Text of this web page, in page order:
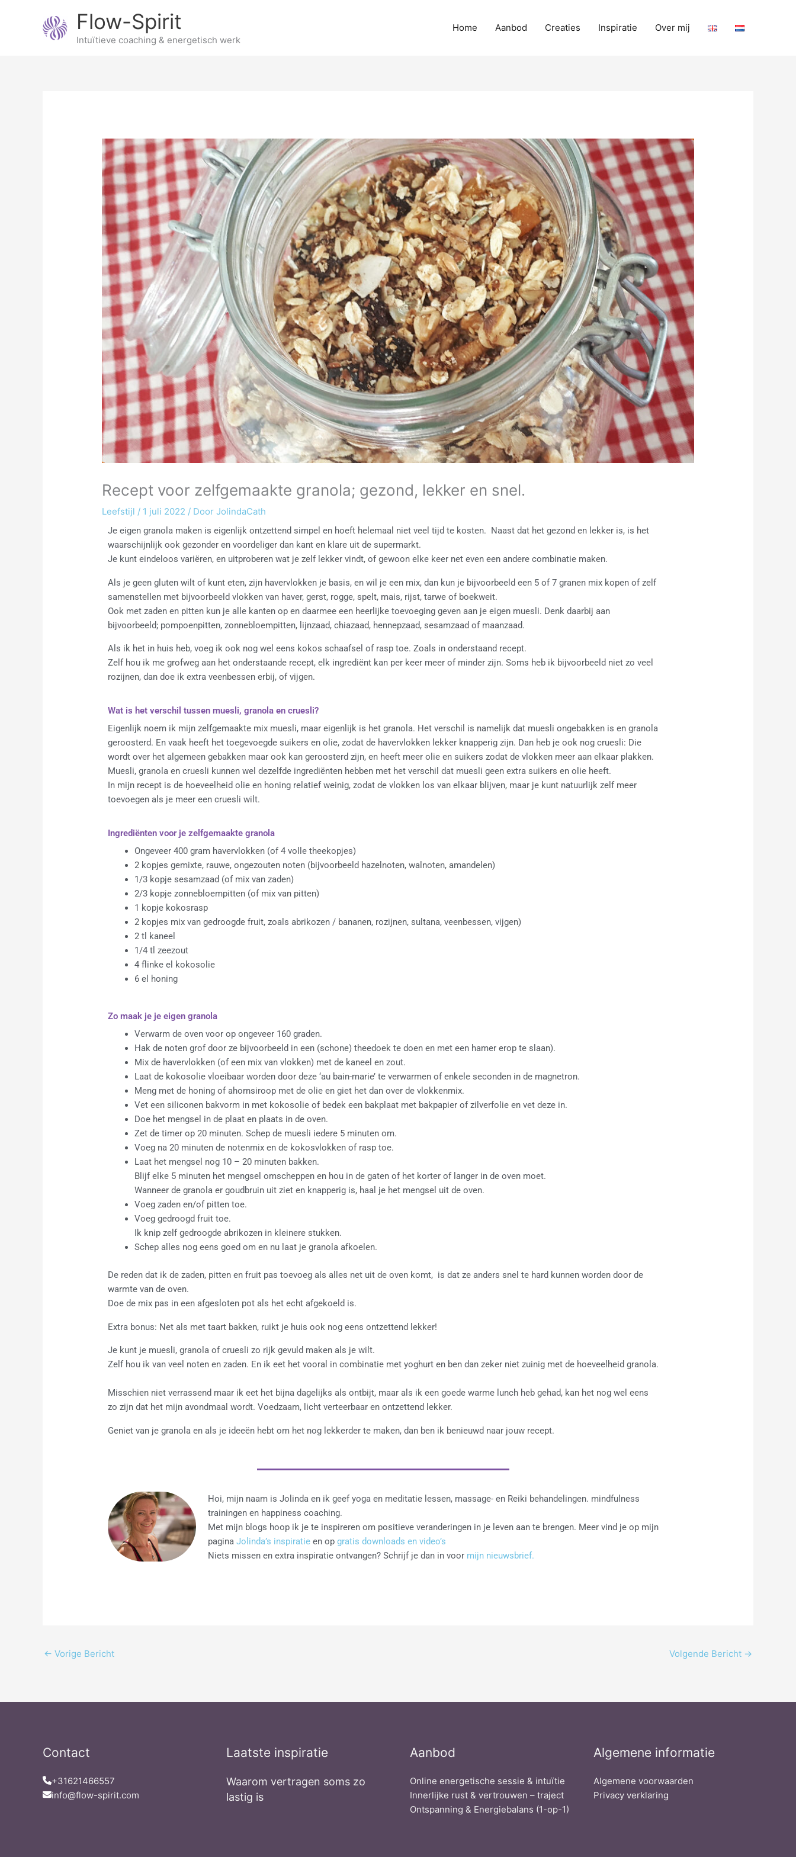
Flow-Spirit
Intuïtieve coaching & energetisch werk
Home Aanbod Creaties Inspiratie Over mij
Recept voor zelfgemaakte granola; gezond, lekker en snel.
Leefstijl / 1 juli 2022 / DoorJolindaCath
Je eigen granola maken is eigenlijk ontzettend simpel en hoeft helemaal niet veel tijd te kosten. Naast dat het gezond en lekker is, is het
waarschijnlijk ook gezonder en voordeliger dan kant en klare uit de supermarkt.
Je kunt eindeloos variëren, en uitproberen wat je zelf lekker vindt, of gewoon elke keer net even een andere combinatie maken.
Als je geen gluten wilt of kunt eten, zijn havervlokken je basis, en wil je een mix, dan kun je bijvoorbeeld een 5 of 7 granen mix kopen of zelf
samenstellen met bijvoorbeeld vlokken van haver, gerst, rogge, spelt, mais, rijst, tarwe of boekweit.
Ook met zaden en pitten kun je alle kanten op en daarmee een heerlijke toevoeging geven aan je eigen muesli. Denk daarbij aan
bijvoorbeeld; pompoenpitten, zonnebloempitten, lijnzaad, chiazaad, hennepzaad, sesamzaad of maanzaad.
Als ik het in huis heb, voeg ik ook nog wel eens kokos schaafsel of rasp toe. Zoals in onderstaand recept.
Zelf hou ik me grofweg aan het onderstaande recept, elk ingrediënt kan per keer meer of minder zijn. Soms heb ik bijvoorbeeld niet zo veel
rozijnen, dan doe ik extra veenbessen erbij, of vijgen.
Wat is het verschil tussen muesli, granola en cruesli?
Eigenlijk noem ik mijn zelfgemaakte mix muesli, maar eigenlijk is het granola. Het verschil is namelijk dat muesli ongebakken is en granola
geroosterd. En vaak heeft het toegevoegde suikers en olie, zodat de havervlokken lekker knapperig zijn. Dan heb je ook nog cruesli: Die
wordt over het algemeen gebakken maar ook kan geroosterd zijn, en heeft meer olie en suikers zodat de vlokken meer aan elkaar plakken.
Muesli, granola en cruesli kunnen wel dezelfde ingrediënten hebben met het verschil dat muesli geen extra suikers en olie heeft.
In mijn recept is de hoeveelheid olie en honing relatief weinig, zodat de vlokken los van elkaar blijven, maar je kunt natuurlijk zelf meer
toevoegen als je meer een cruesli wilt.
Ingrediënten voor je zelfgemaakte granola
Ongeveer 400 gram havervlokken (of 4 volle theekopjes)
2 kopjes gemixte, rauwe, ongezouten noten (bijvoorbeeld hazelnoten, walnoten, amandelen)
1/3 kopje sesamzaad (of mix van zaden)
2/3 kopje zonnebloempitten (of mix van pitten)
1 kopje kokosrasp
2 kopjes mix van gedroogde fruit, zoals abrikozen / bananen, rozijnen, sultana, veenbessen, vijgen)
2 tl kaneel
1/4 tl zeezout
4 flinke el kokosolie
6 el honing
Zo maak je je eigen granola
Verwarm de oven voor op ongeveer 160 graden.
Hak de noten grof door ze bijvoorbeeld in een (schone) theedoek te doen en met een hamer erop te slaan).
Mix de havervlokken (of een mix van vlokken) met de kaneel en zout.
Laat de kokosolie vloeibaar worden door deze ‘au bain-marie’ te verwarmen of enkele seconden in de magnetron.
Meng met de honing of ahornsiroop met de olie en giet het dan over de vlokkenmix.
Vet een siliconen bakvorm in met kokosolie of bedek een bakplaat met bakpapier of zilverfolie en vet deze in.
Doe het mengsel in de plaat en plaats in de oven.
Zet de timer op 20 minuten. Schep de muesli iedere 5 minuten om.
Voeg na 20 minuten de notenmix en de kokosvlokken of rasp toe.
Laat het mengsel nog 10 – 20 minuten bakken.
Blijf elke 5 minuten het mengsel omscheppen en hou in de gaten of het korter of langer in de oven moet.
Wanneer de granola er goudbruin uit ziet en knapperig is, haal je het mengsel uit de oven.
Voeg zaden en/of pitten toe.
Voeg gedroogd fruit toe.
Ik knip zelf gedroogde abrikozen in kleinere stukken.
Schep alles nog eens goed om en nu laat je granola afkoelen.
De reden dat ik de zaden, pitten en fruit pas toevoeg als alles net uit de oven komt, is dat ze anders snel te hard kunnen worden door de
warmte van de oven.
Doe de mix pas in een afgesloten pot als het echt afgekoeld is.
Extra bonus: Net als met taart bakken, ruikt je huis ook nog eens ontzettend lekker!
Je kunt je muesli, granola of cruesli zo rijk gevuld maken als je wilt.
Zelf hou ik van veel noten en zaden. En ik eet het vooral in combinatie met yoghurt en ben dan zeker niet zuinig met de hoeveelheid granola.
Misschien niet verrassend maar ik eet het bijna dagelijks als ontbijt, maar als ik een goede warme lunch heb gehad, kan het nog wel eens
zo zijn dat het mijn avondmaal wordt. Voedzaam, licht verteerbaar en ontzettend lekker.
Geniet van je granola en als je ideeën hebt om het nog lekkerder te maken, dan ben ik benieuwd naar jouw recept.
Hoi, mijn naam is Jolinda en ik geef yoga en meditatie lessen, massage- en Reiki behandelingen. mindfulness
trainingen en happiness coaching.
Met mijn blogs hoop ik je te inspireren om positieve veranderingen in je leven aan te brengen. Meer vind je op mijn
pagina Jolinda’s inspiratie en op gratis downloads en video’s
Niets missen en extra inspiratie ontvangen? Schrijf je dan in voor mijn nieuwsbrief.
← Vorige Bericht Volgende Bericht →
Contact
+31621466557
info@flow-spirit.com
Laatste inspiratie
Waarom vertragen soms zo
lastig is
Aanbod
Online energetische sessie & intuïtie
Innerlijke rust & vertrouwen – traject
Ontspanning & Energiebalans (1-op-1)
Algemene informatie
Algemene voorwaarden
Privacy verklaring